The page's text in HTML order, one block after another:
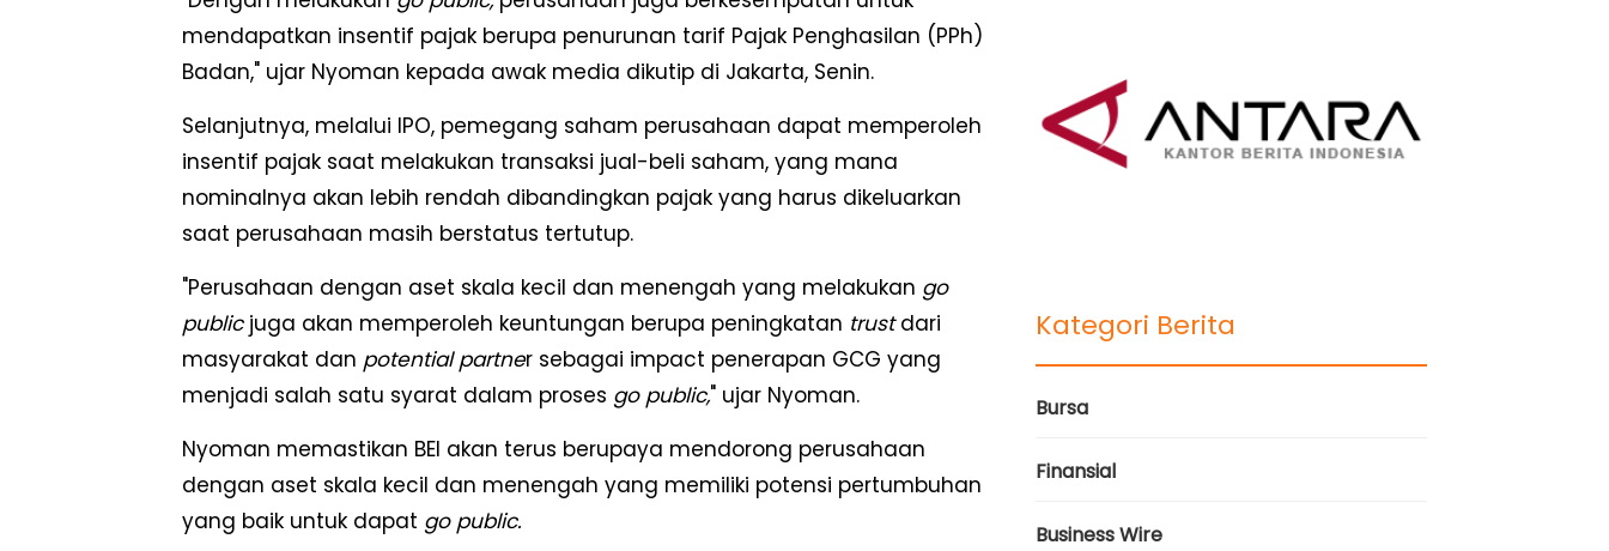
mendapatkan insentif pajak berupa penurunan tarif Pajak Penghasilan (PPh)
Badan," ujar Nyoman kepada awak media dikutip di Jakarta, Senin.
Selanjutnya, melalui IPO, pemegang saham perusahaan dapat memperoleh
insentif pajak saat melakukan transaksi jual-beli saham, yang mana
nominalnya akan lebih rendah dibandingkan pajak yang harus dikeluarkan
saat perusahaan masih berstatus tertutup.
"Perusahaan dengan aset skala kecil dan menengah yang melakukan go
publicjuga akan memperoleh keuntungan berupa peningkatan trustdari
masyarakat dan potential partner sebagai impact penerapan GCG yang
menjadi salah satu syarat dalam proses go public," ujar Nyoman.
Nyoman memastikan BEI akan terus berupaya mendorong perusahaan
dengan aset skala kecil dan menengah yang memiliki potensi pertumbuhan
yang baik untuk dapat go public.
Kategori Berita
Bursa
Finansial
Business Wire